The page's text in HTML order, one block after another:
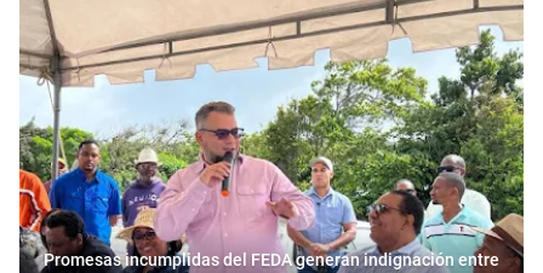
Promesas incumplidas del FEDA generan indignación entre